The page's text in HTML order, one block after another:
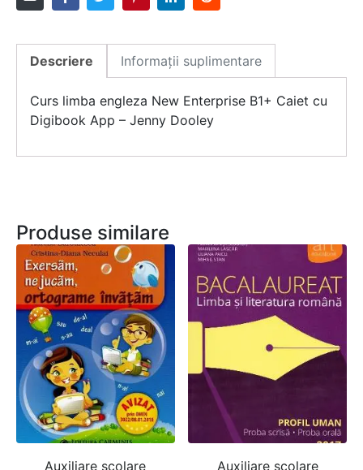
Descriere Informații suplimentare
Curs limba engleza New Enterprise B1+ Caiet cu
Digibook App – Jenny Dooley
Produse similare
Auxiliare şcolare
Auxiliare şcolare